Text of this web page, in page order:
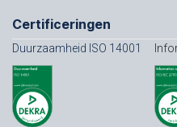
Certificeringen
Duurzaamheid ISO 14001